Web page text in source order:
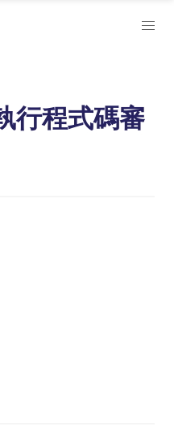
行程式碼審